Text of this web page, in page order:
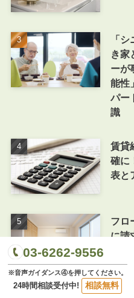
「
き家
ーが
能性
パー
識
賃貸
確に
表と
フロ
に請
え
経営
03-6262-9556
※音声ガイダンス④を押してください。
24時間相談受付中! 相談無料